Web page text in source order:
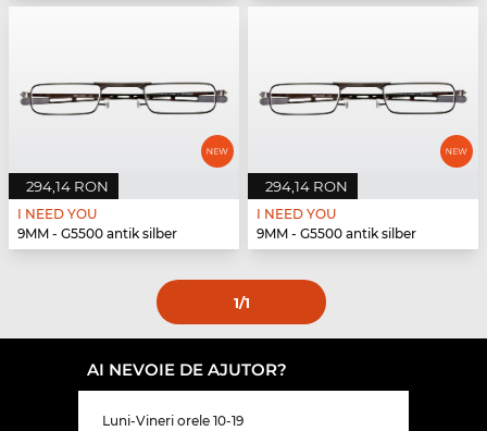
294,14 RON
I NEED YOU
9MM - G5500 antik silber
294,14 RON
I NEED YOU
9MM - G5500 antik silber
1/1
AI NEVOIE DE AJUTOR?
Luni-Vineri orele 10-19